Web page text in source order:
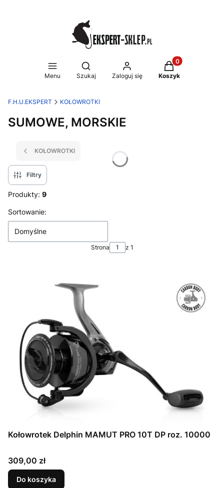
Menu
Otwórz wyszukiwarkę
Szukaj Zaloguj się
Produkty w
Koszyk
F.H.U.EKSPERT KOŁOWROTKI
SUMOWE, MORSKIE
KOŁOWROTKI
Filtry
Produkty: 9
Lista produktów
Sortowanie:
Domyślne
Strona z 1
Kołowrotek Delphin MAMUT PRO 10T DP roz. 10000
Cena
309,00 zł
Do koszyka